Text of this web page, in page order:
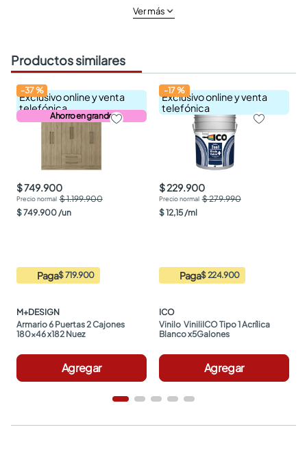
Ver más
Productos similares
Exclusivo online y venta
telefónica
Ahorro en grande
-37%
$ 749.900
$ 1.199.900
$749.900 /un
Paga$ 719.900
M+DESIGN
Armario 6 Puertas 2 Cajones
180x46 x182 Nuez
Agregar
Exclusivo online y venta
telefónica
-17%
$ 229.900
$ 279.990
$12,15 /ml
Paga$ 224.900
ICO
Vinilo  ViniliICO Tipo 1 Acrílica
Blanco x5Galones
Agregar